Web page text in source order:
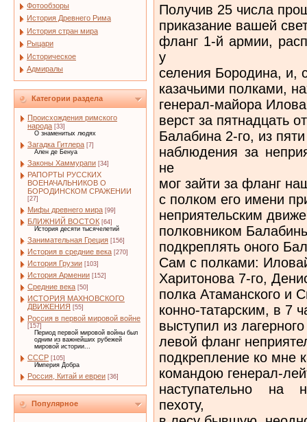
Фотообзоры
История Древнего Рима
История стран мира
Рыцари
Историческое
Адмиралы
Категории раздела
Происхождения римского
народа [33]
О знаменитых людях
Загадка Гитлера [7]
Ален де Бенуа
Законы Хаммурапи [34]
РАПОРТЫ РУССКИХ
ВОЕНАЧАЛЬНИКОВ О
БОРОДИНСКОМ СРАЖЕНИИ
[27]
Мифы древнего мира [99]
БЛИЖНИЙ ВОСТОК [64]
История десяти тысячелетий
Занимательная Греция [156]
История в средние века [270]
История Грузии [103]
История Армении [152]
Средние века [50]
ИСТОРИЯ МАХНОВСКОГО
ДВИЖЕНИЯ [55]
Россия в первой мировой войне
[157]
Период первой мировой войны был
одним из важнейших рубежей
мировой истории...
СССР [105]
Империя Добра
Россия, Китай и евреи [36]
Популярное
Получив 25 числа
приказание вашей
фланг 1-й армии,
у
селения Бородина, и,
казачьими полками,
генерал-майора
верст за пятнадцать
Балабина 2-го, из
наблюдения за
не
мог зайти за фланг
с полком его имени
неприятельским
полковником
подкреплять оного
Сам с полками:
Харитонова 7-го,
полка Атаманского и
конно-татарским, в 7
выступил из
левой фланг
подкрепление ко мне
командою генерал-
наступательно на
пехоту,